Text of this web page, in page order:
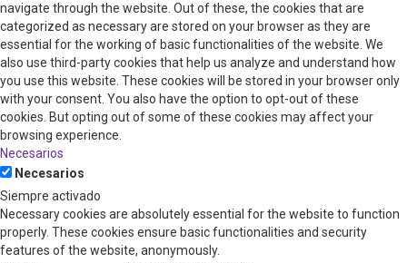
navigate through the website. Out of these, the cookies that are
categorized as necessary are stored on your browser as they are
essential for the working of basic functionalities of the website. We
also use third-party cookies that help us analyze and understand how
you use this website. These cookies will be stored in your browser only
with your consent. You also have the option to opt-out of these
cookies. But opting out of some of these cookies may affect your
browsing experience.
Necesarios
Necesarios
Siempre activado
Necessary cookies are absolutely essential for the website to function
properly. These cookies ensure basic functionalities and security
features of the website, anonymously.